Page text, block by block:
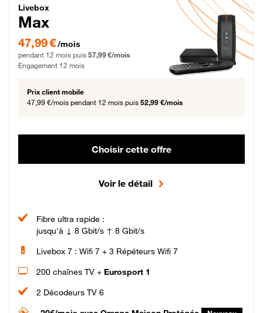
Livebox Max Fibre
Livebox
Max
47,99 € par mois pendant 12 mois puis 57,99 € par mois, Engagement 12 mois
47,99 €/mois
pendant 12 mois puis 57,99 €/mois
Engagement 12 mois
Prix client mobile
47,99 €/mois pendant 12 mois puis 52,99 €/mois
Choisir cette offre
Voir le détail
Fibre ultra rapide :
jusqu'à ↓ 8 Gbit/s ↑ 8 Gbit/s
Livebox 7 : Wifi 7 + 3 Répéteurs Wifi 7
200 chaînes TV + Eurosport 1
2 Décodeurs TV 6